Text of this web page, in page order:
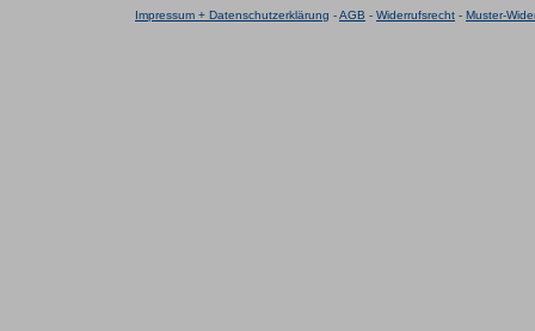
Impressum + Datenschutzerklärung -AGB - Widerrufsrecht - Muster-